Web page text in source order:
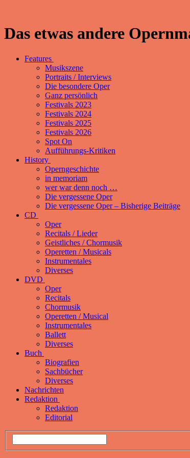
Das etwas andere
Features
Musikszene
Portraits / Interviews
Die besondere Oper
Ganz persönlich
Festivals 2023
Festivals 2024
Festivals 2025
Festivals 2026
Spot On
Aufführungs-Kritiken
History
Operngeschichte
in memoriam
wer war denn noch …
Die vergessene Oper
Die vergessene Oper – Bisherige Beiträge
CD
Oper
Recitals / Lieder
Geistliches / Chormusik
Operetten / Musicals
Instrumentales
Diverses
DVD
Oper
Recitals
Chormusik
Operetten / Musical
Instrumentales
Ballett
Diverses
Buch
Biografien
Sachbücher
Diverses
Nachrichten
Redaktion
Redaktion
Editorial